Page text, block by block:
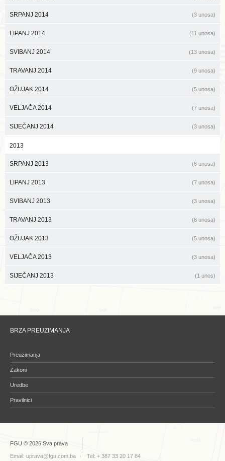
SRPANJ 2014 (3 unosa)
LIPANJ 2014 (11 unosa)
SVIBANJ 2014 (13 unosa)
TRAVANJ 2014 (9 unosa)
OŽUJAK 2014 (5 unosa)
VELJAČA 2014 (7 unosa)
SIJEČANJ 2014 (3 unosa)
2013
SRPANJ 2013 (6 unosa)
LIPANJ 2013 (7 unosa)
SVIBANJ 2013 (3 unosa)
TRAVANJ 2013 (8 unosa)
OŽUJAK 2013 (5 unosa)
VELJAČA 2013 (3 unosa)
SIJEČANJ 2013 (1 unos)
BRZA PREUZIMANJA
Preuzimanja
Zakoni
Uredbe
Pravilnici
FGU © 2026 Sva prava
Email: uprava@fgu.com.ba Tel: + 387 33 20 17 84